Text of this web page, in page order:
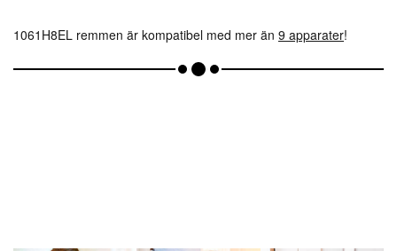
1061H8EL remmen är kompatibel med mer än 9 apparater!